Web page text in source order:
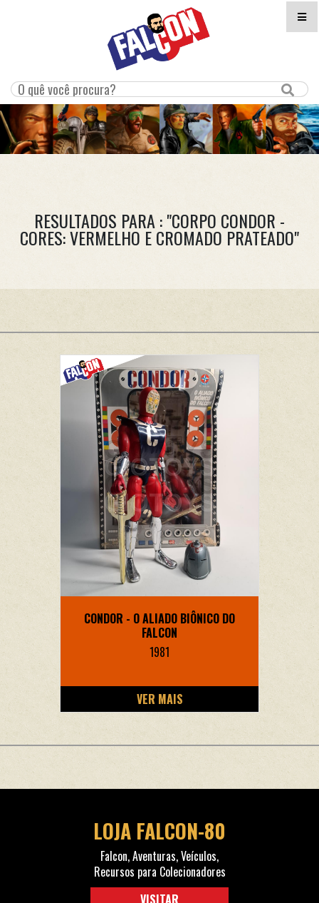
RESULTADOS PARA : "CORPO CONDOR -
CORES: VERMELHO E CROMADO PRATEADO"
CONDOR - O ALIADO BIÔNICO DO
FALCON
1981
VER MAIS
LOJA FALCON-80
Falcon, Aventuras, Veículos,
Recursos para Colecionadores
VISITAR